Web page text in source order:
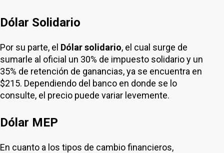
Dólar Solidario
Por su parte, el Dólar solidario, el cual surge de
sumarle al oficial un 30% de impuesto solidario y un
35% de retención de ganancias, ya se encuentra en
$215. Dependiendo del banco en donde se lo
consulte, el precio puede variar levemente.
Dólar MEP
En cuanto a los tipos de cambio financieros,